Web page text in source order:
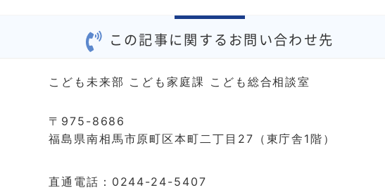
この記事に関するお問い合わせ先
こども未来部 こども家庭課 こども総合相談室
〒975-8686
福島県南相馬市原町区本町二丁目27（東庁舎1階）
直通電話：0244-24-5407